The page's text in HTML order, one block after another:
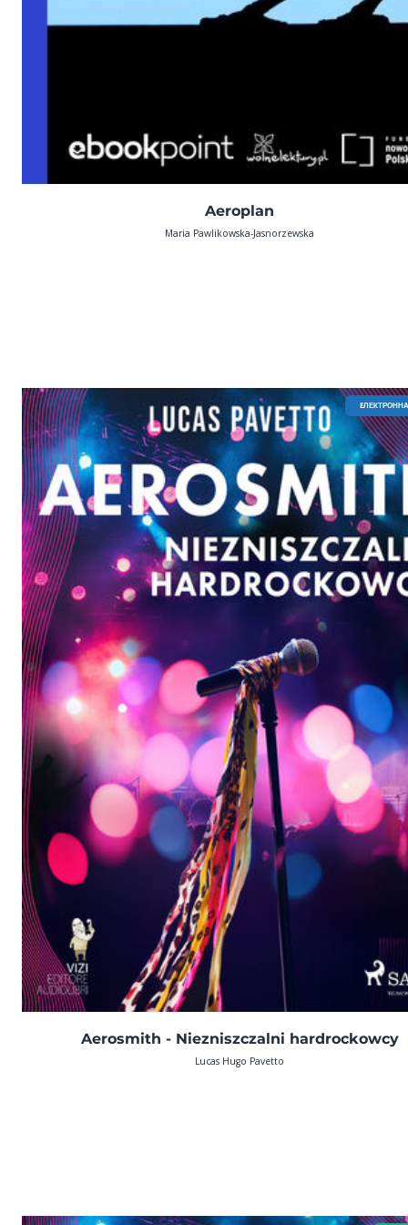
Aeroplan
Maria Pawlikowska-Jasnorzewska
Aerosmith - Niezniszczalni hardrockowcy
Lucas Hugo Pavetto